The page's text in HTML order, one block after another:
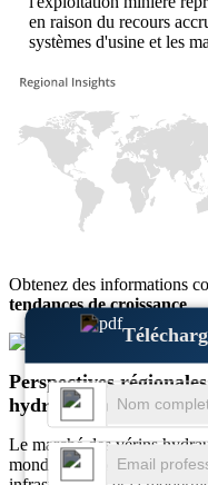
en raison du recours
systèmes d'usine et les
Obtenez des informations
tendances de croissance
Télécharger
Perspectives
hydrauliques
Le marché des vérins
mondiale soutenue par